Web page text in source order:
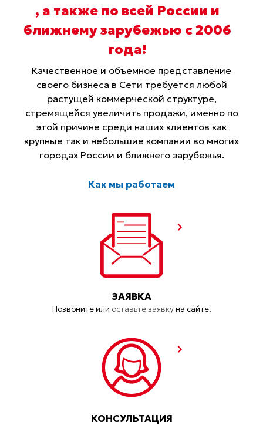
, а также по всей России и
ближнему зарубежью с 2006
года!
Качественное и объемное представление
своего бизнеса в Сети требуется любой
растущей коммерческой структуре,
стремящейся увеличить продажи, именно по
этой причине среди наших клиентов как
крупные так и небольшие компании во многих
городах России и ближнего зарубежья.
Как мы работаем
ЗАЯВКА
Позвоните или оставьте заявкуна сайте.
КОНСУЛЬТАЦИЯ